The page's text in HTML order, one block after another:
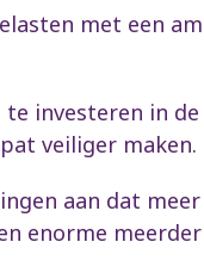
met een
investeren in
veiliger maken.
aan dat
enorme